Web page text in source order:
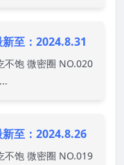
至：2024.8.31
不饱 微密圈 NO.020
至：2024.8.26
不饱 微密圈 NO.019